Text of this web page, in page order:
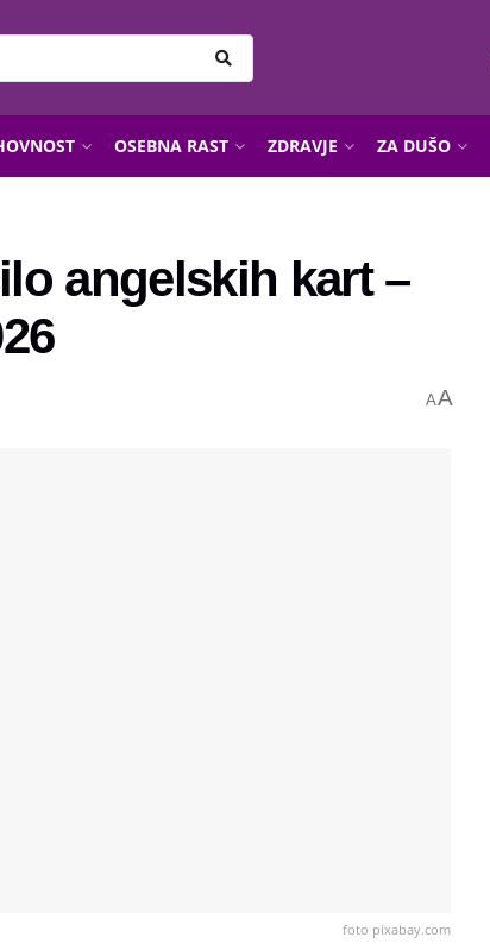
OSEBNA RAST ZDRAVJE ZA DUŠO
angelskih kart –
AA
foto pixabay.com